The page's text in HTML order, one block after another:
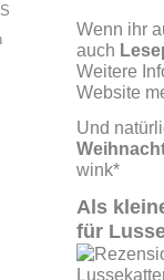
Wenn ihr
auch
Weitere
Website
Und
wink*
Als
für